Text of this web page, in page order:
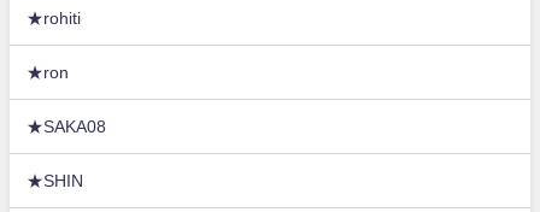
★rohiti
★ron
★SAKA08
★SHIN